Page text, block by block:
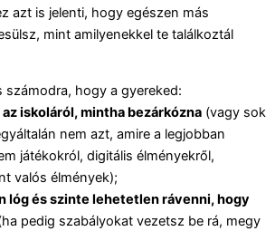
azt is jelenti, hogy egészen más
mint amilyenekkel te találkoztál
számodra, hogy a gyereked:
iskoláról, mintha bezárkózna (vagy sok
nem azt, amire a legjobban
játékokról, digitális élményekről,
valós élmények);
lóg és szinte lehetetlen rávenni, hogy
pedig szabályokat vezetsz be rá, megy